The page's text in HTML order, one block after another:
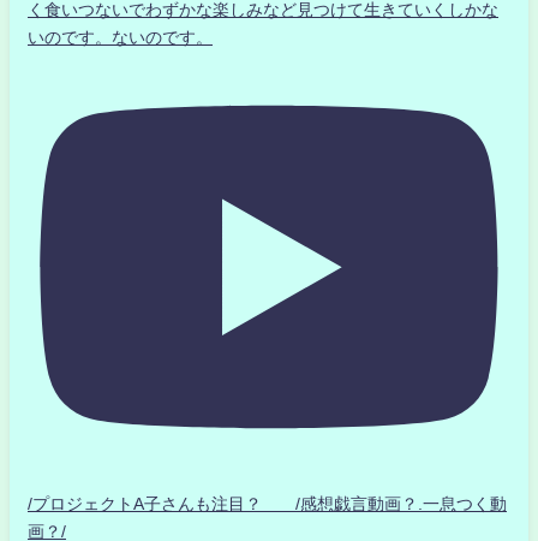
く食いつないでわずかな楽しみなど見つけて生きていくしかな
いのです。ないのです。
/プロジェクトA子さんも注目？ /感想戯言動画？.一息つく動
画？/